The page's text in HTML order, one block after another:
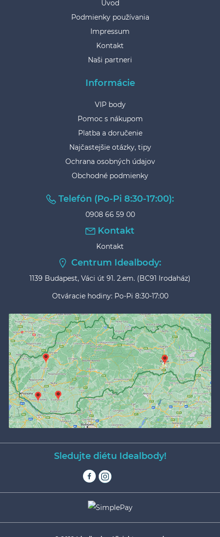
Úvod
Podmienky používania
Impressum
Kontakt
Naši partneri
Informácie
VIP body
Pomoc s nákupom
Platba a doručenie
Najčastejšie otázky, tipy
Ochrana osobných údajov
Obchodné podmienky
Telefón (Po-Pi 8:30-17:00):
0908 66 59 00
Kontakt
Kontakt
Centrum Idealbody:
1139 Budapest, Váci út 91. 2.em. (BC91 Irodaház)
Otváracie hodiny: Po-Pi 8:30-17:00
Sledujte diétu Idealbody!